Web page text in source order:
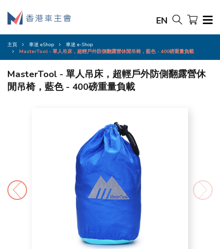
EN
主頁 車迷 eShop
車迷 e-Shop
MasterTool - 單人吊床，超輕戶外防側翻露營休閒吊椅，藍色 - 400磅重量負載
MasterTool - 單人吊床，超輕戶外防側翻露營休
閒吊椅，藍色 - 400磅重量負載